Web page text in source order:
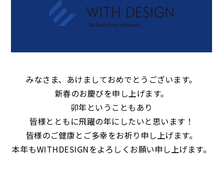
みなさま、あけましておめでとうございます。
新春のお慶びを申し上げます。
卯年ということもあり
皆様とともに飛躍の年にしたいと思います！
皆様のご健康とご多幸をお祈り申し上げます。
本年もWITHDESIGNをよろしくお願い申し上げます。